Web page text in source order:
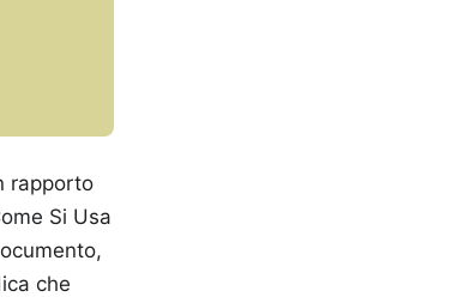
rapporto
Si Usa
che